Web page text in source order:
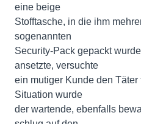
eine beige
Stofftasche, in die ihm
sogenannten
Security-Pack gepackt
ansetzte, versuchte
ein mutiger Kunde den
Situation wurde
der wartende, ebenfalls